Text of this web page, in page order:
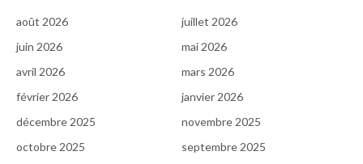
août 2026
juillet 2026
juin 2026
mai 2026
avril 2026
mars 2026
février 2026
janvier 2026
décembre 2025
novembre 2025
octobre 2025
septembre 2025